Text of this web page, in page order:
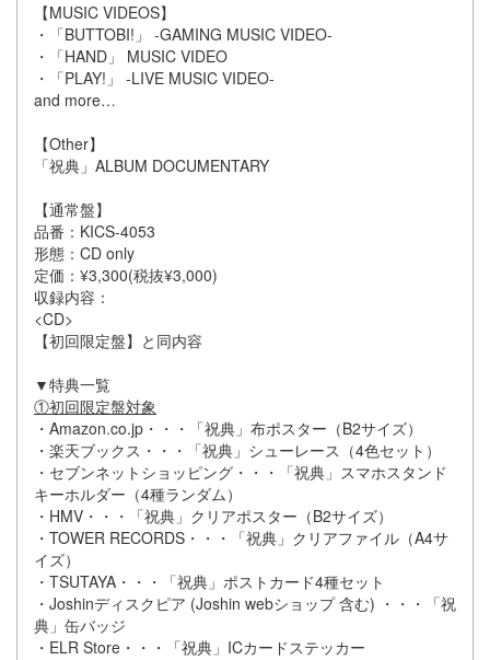
【MUSIC VIDEOS】
・「BUTTOBI!」 -GAMING MUSIC VIDEO-
・「HAND」 MUSIC VIDEO
・「PLAY!」 -LIVE MUSIC VIDEO-
and more…
【Other】
「祝典」ALBUM DOCUMENTARY
【通常盤】
品番：KICS-4053
形態：CD only
定価：¥3,300(税抜¥3,000)
収録内容：
<CD>
【初回限定盤】と同内容
▼特典一覧
①初回限定盤対象
・Amazon.co.jp・・・「祝典」布ポスター（B2サイズ）
・楽天ブックス・・・「祝典」シューレース（4色セット）
・セブンネットショッピング・・・「祝典」スマホスタンド
キーホルダー（4種ランダム）
・HMV・・・「祝典」クリアポスター（B2サイズ）
・TOWER RECORDS・・・「祝典」クリアファイル（A4サ
イズ）
・TSUTAYA・・・「祝典」ポストカード4種セット
・Joshinディスクピア (Joshin webショップ 含む) ・・・「祝
典」缶バッジ
・ELR Store・・・「祝典」ICカードステッカー